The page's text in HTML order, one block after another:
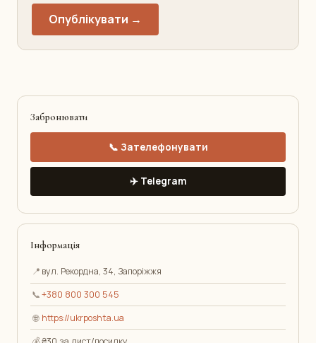
Опублікувати →
Забронювати
📞 Зателефонувати
✈️ Telegram
Інформація
📍 вул. Рекордна, 34, Запоріжжя
📞+380 800 300 545
🌐 https://ukrposhta.ua